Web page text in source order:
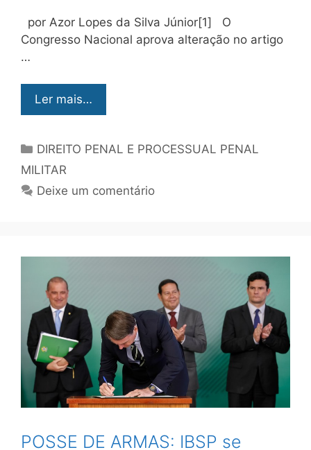
por Azor Lopes da Silva Júnior[1] O
Congresso Nacional aprova alteração no artigo
…
Ler mais…
DIREITO PENAL E PROCESSUAL PENAL
MILITAR
Deixe um comentário
POSSE DE ARMAS: IBSP se